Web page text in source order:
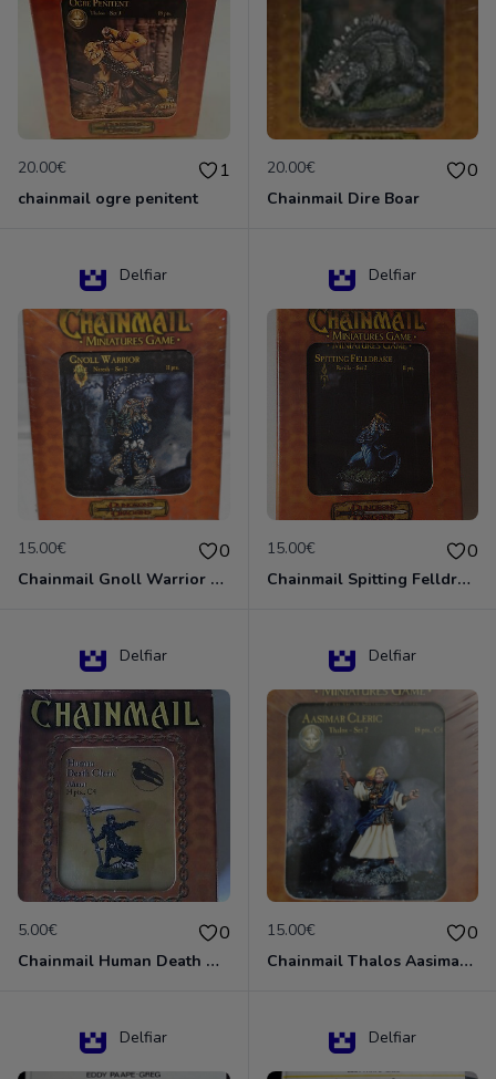
20.00€ 1
chainmail ogre penitent
20.00€ 0
Chainmail Dire Boar
Delfiar
15.00€ 0
Chainmail Gnoll Warrior Dungeons & Dragons
Delfiar
15.00€ 0
Chainmail Spitting Felldrake
Delfiar
5.00€ 0
Chainmail Human Death Cleric
Delfiar
15.00€ 0
Chainmail Thalos Aasimar Cleric
Delfiar Delfiar